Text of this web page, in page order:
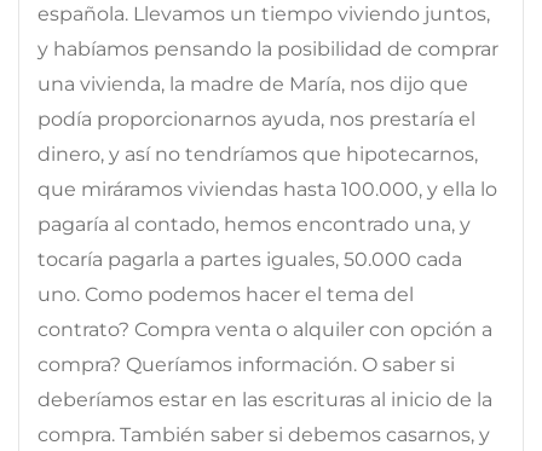
española. Llevamos un tiempo viviendo juntos,
y habíamos pensando la posibilidad de comprar
una vivienda, la madre de María, nos dijo que
podía proporcionarnos ayuda, nos prestaría el
dinero, y así no tendríamos que hipotecarnos,
que miráramos viviendas hasta 100.000, y ella lo
pagaría al contado, hemos encontrado una, y
tocaría pagarla a partes iguales, 50.000 cada
uno. Como podemos hacer el tema del
contrato? Compra venta o alquiler con opción a
compra? Queríamos información. O saber si
deberíamos estar en las escrituras al inicio de la
compra. También saber si debemos casarnos, y